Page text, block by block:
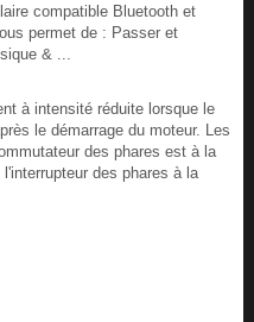
compatible Bluetooth et
permet de : Passer et
& ...
à intensité réduite lorsque le
le démarrage du moteur. Les
des phares est à la
des phares à la